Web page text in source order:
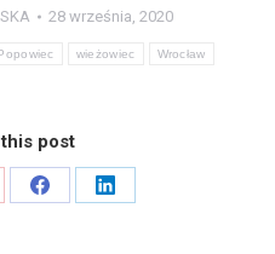
28 września, 2020
wieżowiec Wrocław
post
Share
Share